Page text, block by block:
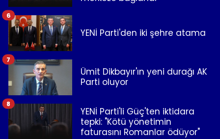
YENİ Parti'den iki şehre atama
6
Ümit Dikbayır'ın yeni durağı AK
Parti oluyor
7
YENİ Parti'li Güç'ten iktidara
tepki: "Kötü yönetimin
faturasını Romanlar ödüyor"
8